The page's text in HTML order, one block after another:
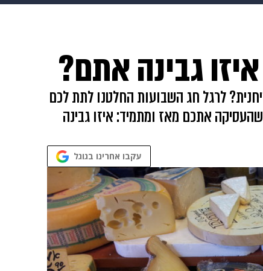
תשעה חודשים מתכונים פרויקטים מיוחדים
גבינה אתם?
לרגל חג השבועות החלטנו לתת לכם
אתכם מאז ומתמיד: איזו גבינה
עקבו אחרינו בגוגל